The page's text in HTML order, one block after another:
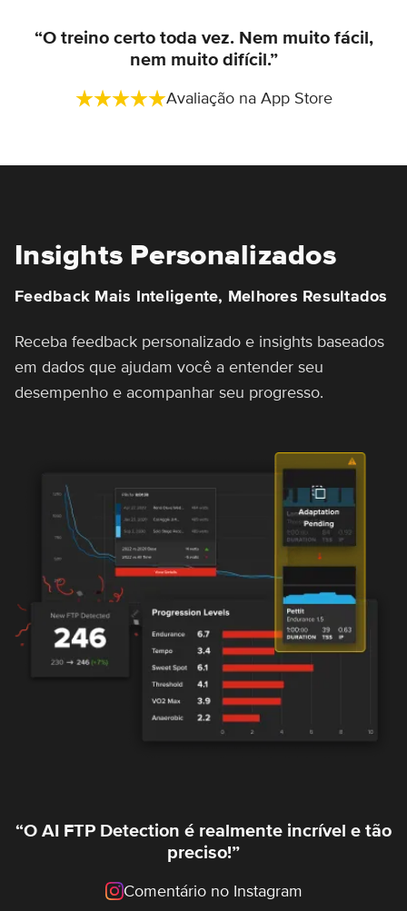
“O treino certo toda vez. Nem muito fácil,
nem muito difícil.”
Avaliação na App Store
Insights Personalizados
Feedback Mais Inteligente, Melhores Resultados
Receba feedback personalizado e insights baseados
em dados que ajudam você a entender seu
desempenho e acompanhar seu progresso.
“O AI FTP Detection é realmente incrível e tão
preciso!”
Comentário no Instagram